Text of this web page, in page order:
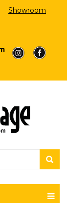
Showroom
a
a